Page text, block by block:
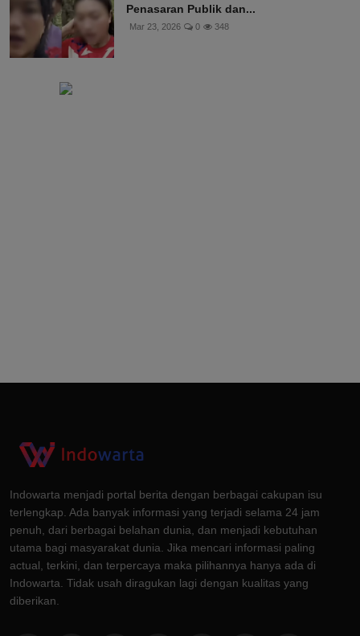
Penasaran Publik dan...
Mar 23, 2026 0 348
Indowarta menjadi portal berita dengan berbagai cakupan isu
terlengkap. Ada banyak informasi yang terjadi selama 24 jam
penuh, dari berbagai belahan dunia, dan menjadi kebutuhan
utama bagi masyarakat dunia. Jika mencari informasi paling
actual, terkini, dan terpercaya maka pilihannya hanya ada di
Indowarta. Tidak usah diragukan lagi dengan kualitas yang
diberikan.